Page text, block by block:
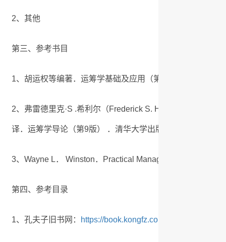
2、其他
第三、参考书目
1、胡运权等编著．运筹学基础及应用（第6版） .高等教育
2、弗雷德里克·S .希利尔（Frederick S. Hillier），杰拉尔
译．运筹学导论（第9版） ．清华大学出版社， 2010.05
3、Wayne L． Winston．Practical Management Science
第四、参考目录
1、孔夫子旧书网： https://book.kongfz.com/532621/